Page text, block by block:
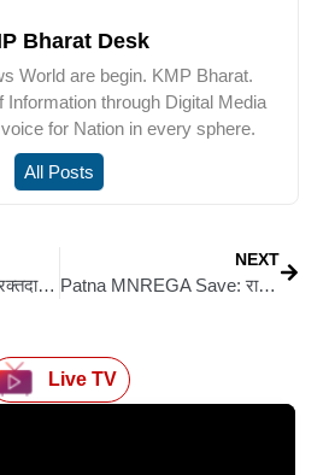
Bharat Desk
World are begin. KMP Bharat.
Information through Digital Media
for Nation in every sphere.
All Posts
Patna News: पटना में रक्तदान महाकुंभ–2026: सिवान ब्लड डोनर क्लब को मिला राज्यस्तरीय सम्मान
NEXT
Patna MNREGA Save: राज्यों की हकमारी कर रही है केंद्र की मोदी सरकार: राजेश राम
Live TV